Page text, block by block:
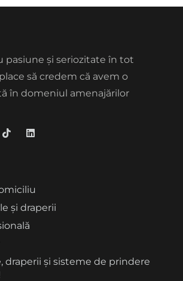
pasiune și seriozitate în tot
să credem că avem o
în domeniul amenajărilor
și draperii
draperii și sisteme de prindere